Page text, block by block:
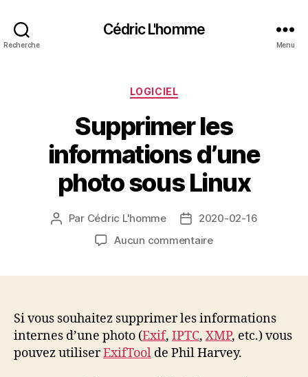
Recherche
Cédric L'homme
Menu
Catégories
LOGICIEL
Supprimer les
informations d’une
photo sous Linux
Auteur
Par Cédric L'homme
Date2020-02-16
Aucun commentairesur
photo
sous
Linux
Si vous souhaitez supprimer les informations
internes d’une photo (Exif, IPTC, XMP, etc.) vous
pouvez utiliserExifTool de Phil Harvey.